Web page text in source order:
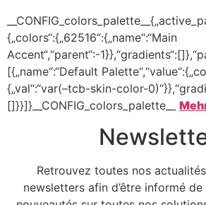
{„colors“:{„62516“:{„name“:“Main
Accent“,“parent“:-
[{„name“:“Default
{„val“:“var(–tcb-skin-color-
[]}}]}__CONFIG_colors_palette__
Retrouvez toutes nos
newsletters afin d’être informé